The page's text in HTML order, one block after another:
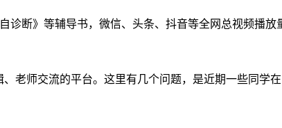
断》等辅导书，微信、头条、抖音等全网总视频播放
老师交流的平台。这里有几个问题，是近期一些同学